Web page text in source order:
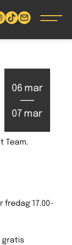
06 mar
07 mar
Team.
fredag 17.00-
gratis